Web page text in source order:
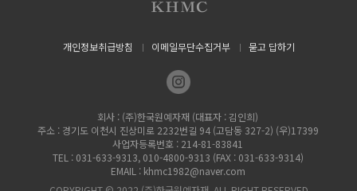
개인정보취급방침 이메일무단수집거부 묻고 답하기
회사 : (주)한국원예자재 (대표자 : 김인희)
주소 : 경기도 이천시 진상미로 2232번길 94 (고담동 327-2) (우)17399
사업자등록번호 : 214-81-83841
TEL : 031-633-9313, 010-4800-9313 (FAX : 031-633-9314)
EMAIL : khmc1982@naver.com